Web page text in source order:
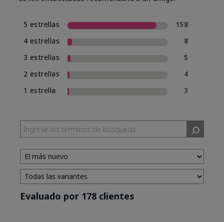
5 estrellas
158
4 estrellas
8
3 estrellas
5
2 estrellas
4
1 estrella
3
Evaluado por 178 clientes